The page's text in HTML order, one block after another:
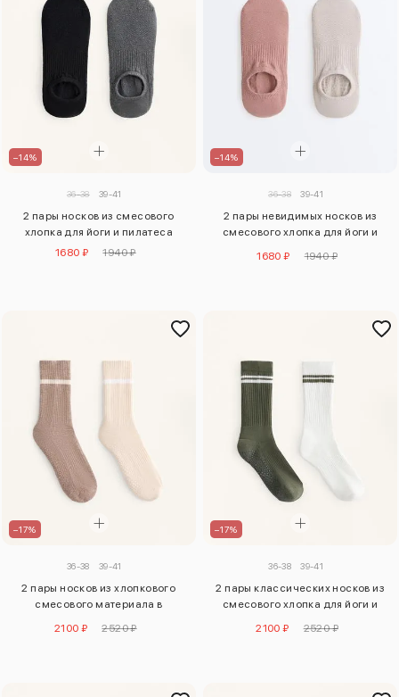
–14%
36-38 39-41
2 пары носков из смесового
хлопка для йоги и пилатеса
1680 ₽
1940 ₽
–14%
36-38 39-41
2 пары невидимых носков из
смесового хлопка для йоги и
1680 ₽ 1940 ₽
–17%
36-38 39-41
2 пары носков из хлопкового
смесового материала в
пилатеса
2100 ₽ 2520 ₽
–17%
36-38 39-41
2 пары классических носков из
смесового хлопка для йоги и
2100 ₽ 2520 ₽